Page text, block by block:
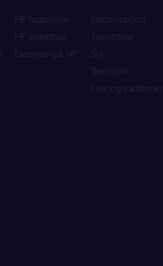
HF fagpakker
HF enkeltfag
Eksamen på HF
Studiesupport
Talentpleje
SU
Transport
Fest og traditioner